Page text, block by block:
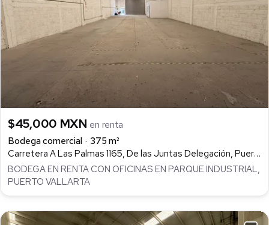
$45,000 MXN en renta
Bodega comercial
375 m²
Carretera A Las Palmas 1165, De las Juntas Delegación, Puerto Vallarta
BODEGA EN RENTA CON OFICINAS EN PARQUE INDUSTRIAL,
PUERTO VALLARTA